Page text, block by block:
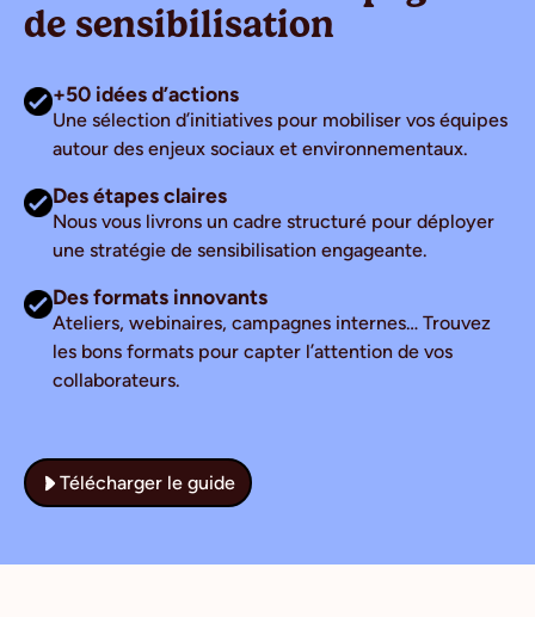
de sensibilisation
+50 idées d’actions
Une sélection d’initiatives pour mobiliser vos équipes
autour des enjeux sociaux et environnementaux.
Des étapes claires
Nous vous livrons un cadre structuré pour déployer
une stratégie de sensibilisation engageante.
Des formats innovants
Ateliers, webinaires, campagnes internes… Trouvez
les bons formats pour capter l’attention de vos
collaborateurs.
Télécharger le guide